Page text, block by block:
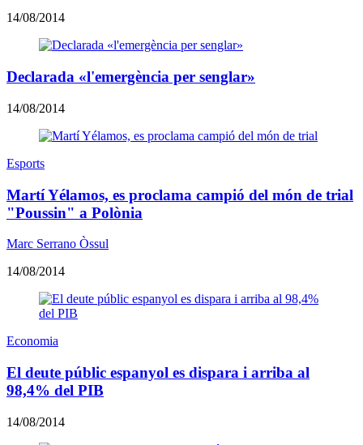
14/08/2014
Declarada «l'emergència per senglar»
14/08/2014
Esports
Martí Yélamos, es proclama campió del món de trial
"Poussin" a Polònia
Marc Serrano Òssul
14/08/2014
Economia
El deute públic espanyol es dispara i arriba al
98,4% del PIB
14/08/2014